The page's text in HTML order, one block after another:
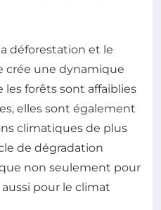
déforestation et le
une dynamique
les forêts sont affaiblies
elles sont également
climatiques de plus
de dégradation
non seulement pour
aussi pour le climat